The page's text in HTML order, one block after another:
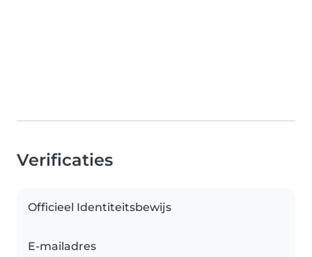
Verificaties
Officieel Identiteitsbewijs
E-mailadres